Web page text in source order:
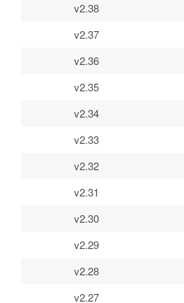
v2.38
v2.37
v2.36
v2.35
v2.34
v2.33
v2.32
v2.31
v2.30
v2.29
v2.28
v2.27